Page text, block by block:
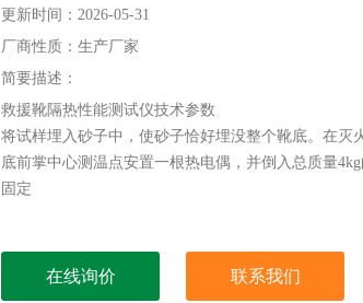
更新时间：2026-05-31
厂商性质：生产厂家
简要描述：
救援靴隔热性能测试仪技术参数
将试样埋入砂子中，使砂子恰好埋没整个靴底。在灭
底前掌中心测温点安置一根热电偶，并倒入总质量
固定
在线询价 联系我们